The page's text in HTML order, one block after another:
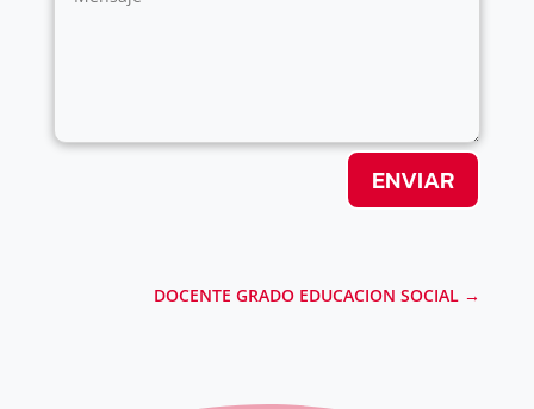
ENVIAR
DOCENTE GRADO EDUCACION SOCIAL →